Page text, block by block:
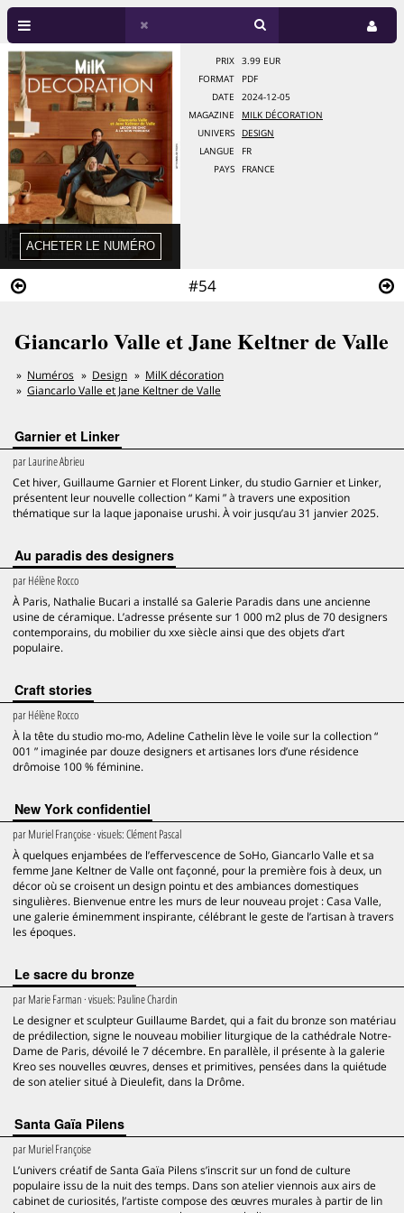
#54
PRIX
3.99 EUR
FORMAT
PDF
DATE
2024-12-05
MAGAZINE
MILK DÉCORATION
UNIVERS
DESIGN
LANGUE
FR
PAYS
FRANCE
Giancarlo Valle et Jane Keltner de Valle
Numéros Design
MilK décoration
Giancarlo Valle et Jane Keltner de Valle
Garnier et Linker
parLaurine Abrieu
Cet hiver, Guillaume Garnier et Florent Linker, du studio Garnier et Linker,
présentent leur nouvelle collection “ Kami ” à travers une exposition
thématique sur la laque japonaise urushi. À voir jusqu’au 31 janvier 2025.
Au paradis des designers
parHélène Rocco
À Paris, Nathalie Bucari a installé sa Galerie Paradis dans une ancienne
usine de céramique. L’adresse présente sur 1 000 m2 plus de 70 designers
contemporains, du mobilier du xxe siècle ainsi que des objets d’art
populaire.
Craft stories
parHélène Rocco
À la tête du studio mo-mo, Adeline Cathelin lève le voile sur la collection “
001 ” imaginée par douze designers et artisanes lors d’une résidence
drômoise 100 % féminine.
New York confidentiel
parMuriel Françoise· visuels:Clément Pascal
À quelques enjambées de l’effervescence de SoHo, Giancarlo Valle et sa
femme Jane Keltner de Valle ont façonné, pour la première fois à deux, un
décor où se croisent un design pointu et des ambiances domestiques
singulières. Bienvenue entre les murs de leur nouveau projet : Casa Valle,
une galerie éminemment inspirante, célébrant le geste de l’artisan à travers
les époques.
Le sacre du bronze
parMarie Farman · visuels: Pauline Chardin
Le designer et sculpteur Guillaume Bardet, qui a fait du bronze son matériau
de prédilection, signe le nouveau mobilier liturgique de la cathédrale Notre-
Dame de Paris, dévoilé le 7 décembre. En parallèle, il présente à la galerie
Kreo ses nouvelles œuvres, denses et primitives, pensées dans la quiétude
de son atelier situé à Dieulefit, dans la Drôme.
Santa Gaïa Pilens
parMuriel Françoise
L’univers créatif de Santa Gaïa Pilens s’inscrit sur un fond de culture
populaire issu de la nuit des temps. Dans son atelier viennois aux airs de
cabinet de curiosités, l’artiste compose des œuvres murales à partir de lin